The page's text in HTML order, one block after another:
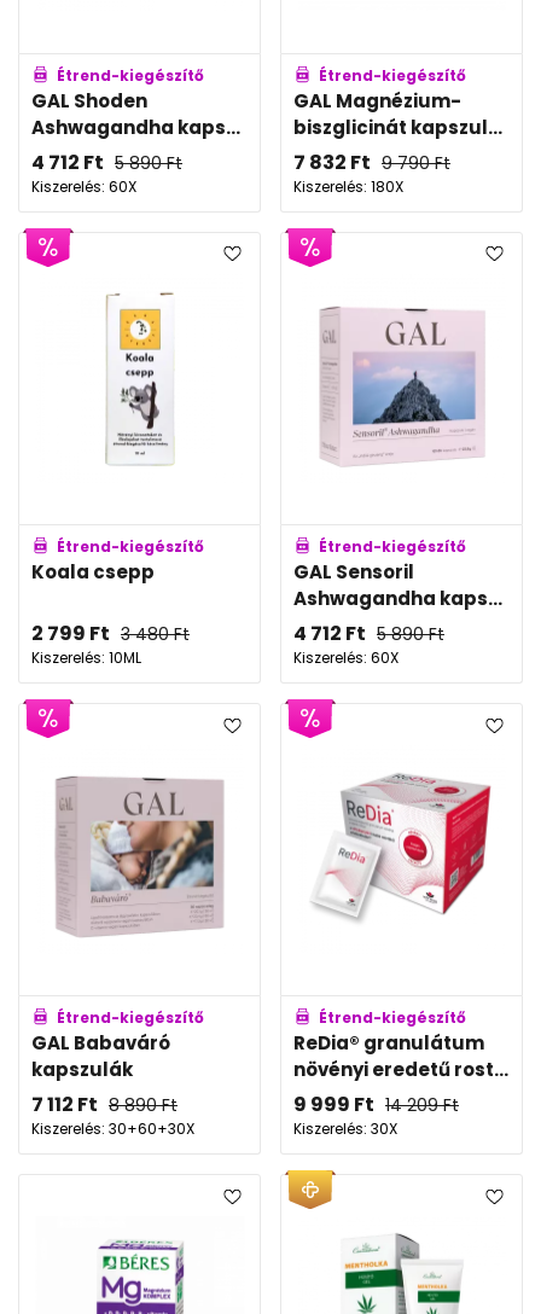
Étrend-kiegészítő
GAL Shoden
Ashwagandha kaps...
4 712 Ft 5 890Ft
Kiszerelés: 60X
Étrend-kiegészítő
GAL Magnézium-
biszglicinát kapszul...
7 832 Ft 9 790Ft
Kiszerelés: 180X
Étrend-kiegészítő
Koala csepp
2 799 Ft 3 480Ft
Kiszerelés: 10ML
Étrend-kiegészítő
GAL Sensoril
Ashwagandha kaps...
4 712 Ft 5 890Ft
Kiszerelés: 60X
Étrend-kiegészítő
GAL Babaváró
kapszulák
7 112 Ft 8 890Ft
Kiszerelés: 30+60+30X
Étrend-kiegészítő
ReDia® granulátum
növényi eredetű rost...
9 999 Ft 14 209Ft
Kiszerelés: 30X